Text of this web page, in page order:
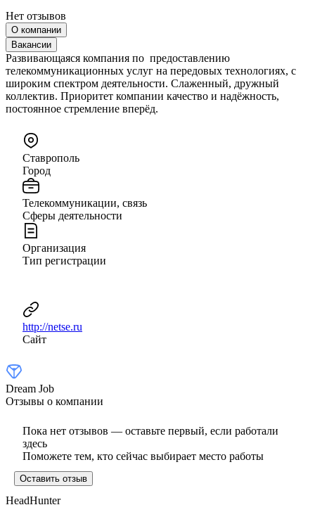
Нет отзывов
О компании
Вакансии
Развивающаяся компания по предоставлению
телекоммуникационных услуг на передовых технологиях, с
широким спектром деятельности. Слаженный, дружный
коллектив. Приоритет компании качество и надёжность,
постоянное стремление вперёд.
Ставрополь
Город
Телекоммуникации, связь
Сферы деятельности
Организация
Тип регистрации
http://netse.ru
Сайт
Dream Job
Отзывы о компании
Пока нет отзывов — оставьте первый, если работали
здесь
Поможете тем, кто сейчас выбирает место работы
Оставить отзыв
HeadHunter